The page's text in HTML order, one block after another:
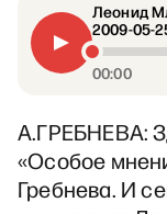
Леонид
2009-05-
00:00
А.ГРЕБНЕВА:
«Особое
Гребнева. И